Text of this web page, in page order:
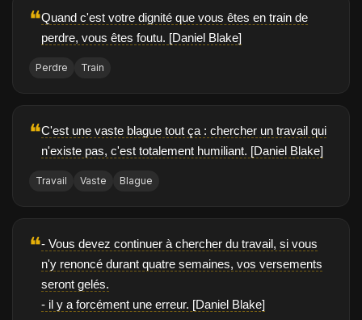
❝Quand c'est votre dignité que vous êtes en train de
perdre, vous êtes foutu. [Daniel Blake]
Perdre Train
❝C'est une vaste blague tout ça : chercher un travail qui
n'existe pas, c'est totalement humiliant. [Daniel Blake]
Travail Vaste Blague
❝- Vous devez continuer à chercher du travail, si vous
n'y renoncé durant quatre semaines, vos versements
seront gelés.
- il y a forcément une erreur. [Daniel Blake]